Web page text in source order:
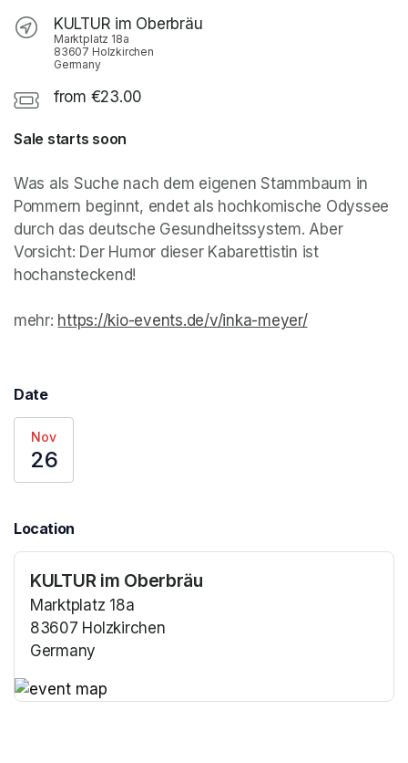
KULTUR im Oberbräu
Marktplatz 18a
83607 Holzkirchen
Germany
from €23.00
Sale starts soon
Was als Suche nach dem eigenen Stammbaum in
Pommern beginnt, endet als hochkomische Odyssee
durch das deutsche Gesundheitssystem. Aber
Vorsicht: Der Humor dieser Kabarettistin ist
hochansteckend!
mehr: https://kio-events.de/v/inka-meyer/(opens in a
(opens in a
(opens in a
(opens in a
(opens in a
(opens in a
(opens in a
Date
Nov
26
Location
KULTUR im Oberbräu
Marktplatz 18a
83607 Holzkirchen
Germany